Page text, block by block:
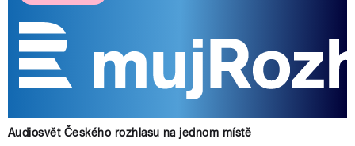
Audiosvět Českého rozhlasu na jednom místě